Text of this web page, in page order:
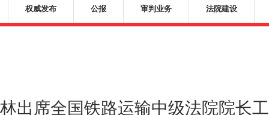
权威发布 公报 审判业务 法院建设
出席全国铁路运输中级法院院长